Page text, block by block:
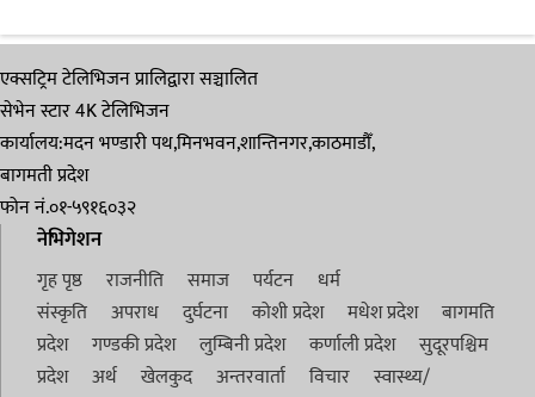
एक्सट्रिम टेलिभिजन प्रालिद्वारा सञ्चालित
सेभेन स्टार 4K टेलिभिजन
कार्यालय:मदन भण्डारी पथ,मिनभवन,शान्तिनगर,काठमाडौँ,
बागमती प्रदेश
फोन नं.०१-५९१६०३२
नेभिगेशन
गृह पृष्ठ राजनीति समाज पर्यटन
धर्म
संस्कृति
अपराध दुर्घटना कोशी प्रदेश मधेश प्रदेश
बागमति
प्रदेश
गण्डकी प्रदेश लुम्बिनी प्रदेश कर्णाली प्रदेश
सुदूरपश्चिम
प्रदेश
अर्थ खेलकुद अन्तरवार्ता विचार
स्वास्थ्य/